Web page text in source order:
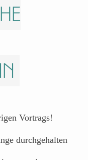
Vortrags!
durchgehalten